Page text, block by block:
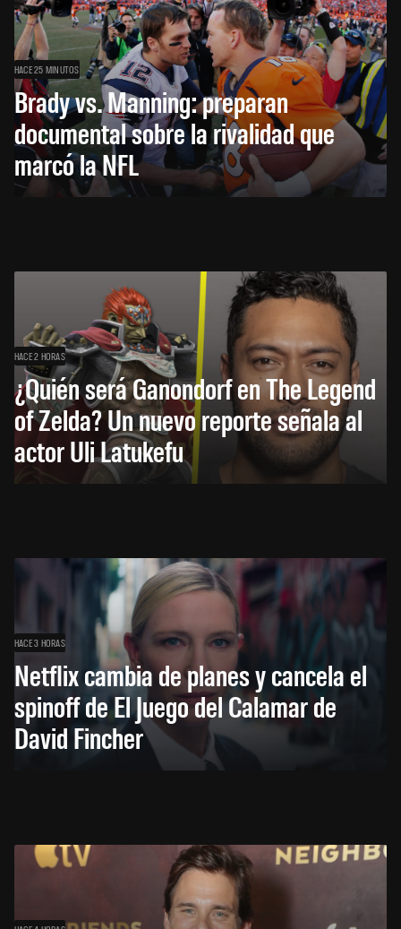
HACE 25 MINUTOS
Brady vs. Manning: preparan
documental sobre la rivalidad que
marcó la NFL
HACE 2 HORAS
¿Quién será Ganondorf en The Legend
of Zelda? Un nuevo reporte señala al
actor Uli Latukefu
HACE 3 HORAS
Netflix cambia de planes y cancela el
spinoff de El Juego del Calamar de
David Fincher